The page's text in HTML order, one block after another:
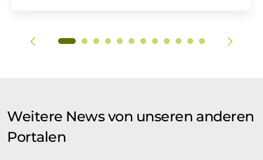
Weitere News von unseren anderen
Portalen